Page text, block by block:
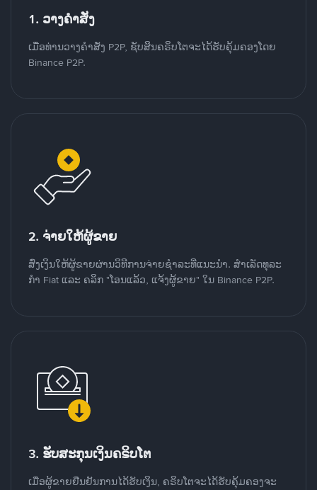
1. ວາງຄໍາສັ່ງ
ເມື່ອທ່ານວາງຄໍາສັ່ງ P2P, ຊັບສິນຄຣິບໂຕຈະໄດ້ຮັບຄຸ້ມຄອງໂດຍ
Binance P2P.
2. ຈ່າຍໃຫ້ຜູ້ຂາຍ
ສົ່ງເງິນໃຫ້ຜູ້ຂາຍຜ່ານວິທີການຈ່າຍຊຳລະທີ່ແນະນໍາ. ສໍາເລັດທຸລະ
ກໍາ Fiat ແລະ ຄລິກ "ໂອນແລ້ວ, ແຈ້ງຜູ້ຂາຍ" ໃນ Binance P2P.
3. ຮັບສະກຸນເງິນຄຣິບໂຕ
ເມື່ອຜູ້ຂາຍຢືນຢັນການໄດ້ຮັບເງິນ, ຄຣິບໂຕຈະໄດ້ຮັບຄຸ້ມຄອງຈະ